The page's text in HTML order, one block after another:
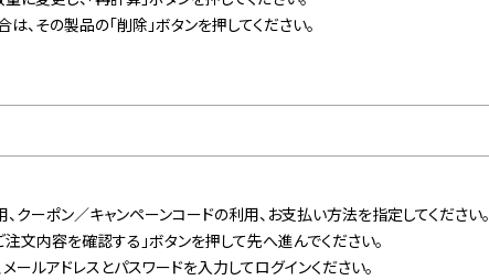
その製品の「削除」ボタンを押してください。
クーポン／キャンペーンコードの利用、お支払い方法を指定してください。
文内容を確認する」ボタンを押して先へ進んでください。
ールアドレスとパスワードを入力してログインください。